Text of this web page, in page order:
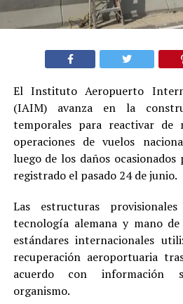
El Instituto Aeropuerto
(IAIM) avanza en la
temporales para reactivar de
operaciones de vuelos
luego de los daños
registrado el pasado 24 de junio.
Las estructuras
tecnología alemana y mano
estándares internacionales
recuperación aeroportuaria
acuerdo con información
organismo.